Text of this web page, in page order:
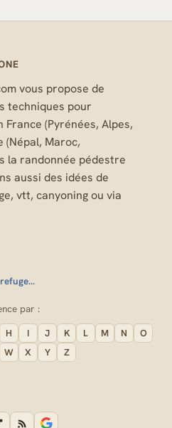
vous propose de
techniques pour
(Pyrénées, Alpes,
(Népal, Maroc,
la randonnée pédestre
aussi des idées de
vtt, canyoning ou via
par :
H I J K L M N
O
W X Y Z